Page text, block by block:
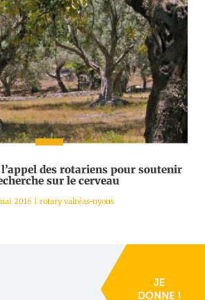
des rotariens pour soutenir
sur le cerveau
2016| rotary valréas-nyons